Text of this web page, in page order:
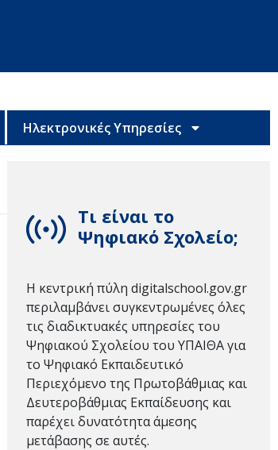
Ηλεκτρονικές Υπηρεσίες
Τι είναι το
Ψηφιακό Σχολείο;
Η κεντρική πύλη digitalschool.gov.gr
περιλαμβάνει συγκεντρωμένες όλες
τις διαδικτυακές υπηρεσίες του
Ψηφιακού Σχολείου του ΥΠΑΙΘΑ για
το Ψηφιακό Εκπαιδευτικό
Περιεχόμενο της Πρωτοβάθμιας και
Δευτεροβάθμιας Εκπαίδευσης και
παρέχει δυνατότητα άμεσης
μετάβασης σε αυτές.